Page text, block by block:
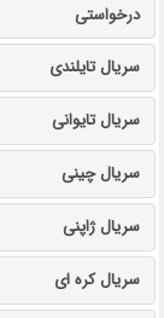
درخواستی
سریال تایلندی
سریال تایوانی
سریال چینی
سریال ژاپنی
سریال کره ای